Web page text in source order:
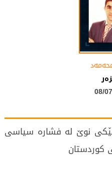
08/
نوێ لە فشارە سیاسی
کوردستان